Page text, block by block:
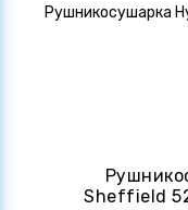
Sheffield